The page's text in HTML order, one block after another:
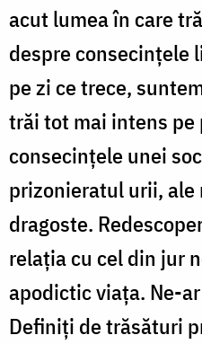
acut lumea în care
despre consecințele
pe zi ce trece,
trăi tot mai intens pe
consecințele unei
prizonieratul urii,
dragoste.
relația cu cel din jur
apodictic viața. Ne-
Definiți de trăsături